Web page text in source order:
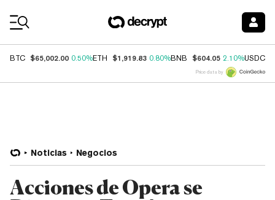
BTC $65,002.00 0.50%ETH $1,919.83 0.80%BNB $604.05 2.10%USDC
Price data by
Noticias Negocios
Acciones de Opera se